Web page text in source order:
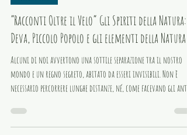
Vita da lettore
“Racconti Oltre il Velo” Gli Spiriti della Natura:
Deva, Piccolo Popolo e gli elementi della Natura
Alcuni di noi avvertono una sottile separazione tra il nostro
mondo e un regno segreto, abitato da esseri invisibili. Non è
necessario percorrere lunghe distanze, né, come facevano gli